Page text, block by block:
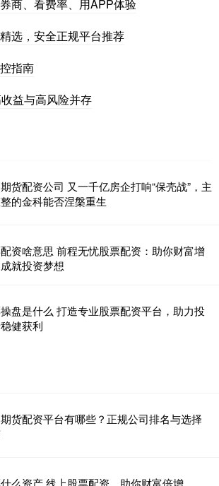
商、看费率、用APP体验
选，安全正规平台推荐
指南
益与高风险并存
货配资公司 又一千亿房企打响“保壳战”，主
的金科能否涅槃重生
资啥意思 前程无忧股票配资：助你财富增
就投资梦想
盘是什么 打造专业股票配资平台，助力投
健获利
货配资平台有哪些？正规公司排名与选择
么资产 线上股票配资，助你财富倍增